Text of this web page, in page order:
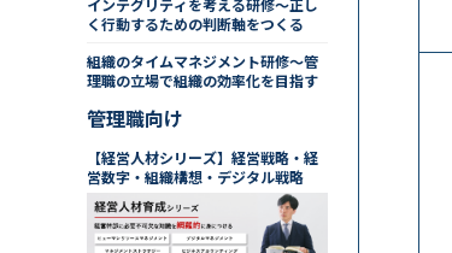
インテグリティを考える研修～正し
く行動するための判断軸をつくる
組織のタイムマネジメント研修～管
理職の立場で組織の効率化を目指す
管理職向け
【経営人材シリーズ】経営戦略・経
営数字・組織構想・デジタル戦略